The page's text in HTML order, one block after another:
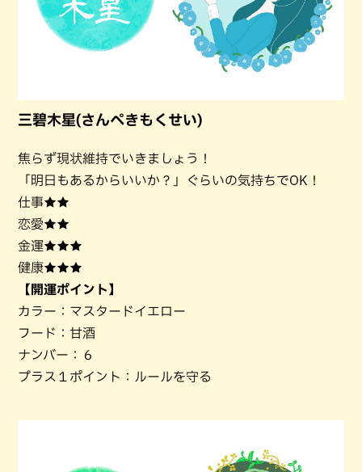
三碧木星(さんぺきもくせい)
焦らず現状維持でいきましょう！
「明日もあるからいいか？」ぐらいの気持ちでOK！
仕事★★
恋愛★★
金運★★★
健康★★★
【開運ポイント】
カラー：マスタードイエロー
フード：甘酒
ナンバー：６
プラス１ポイント：ルールを守る